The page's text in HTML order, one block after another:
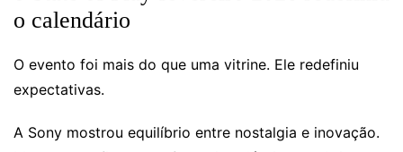
o calendário
O evento foi mais do que uma vitrine. Ele redefiniu
expectativas.
A Sony mostrou equilíbrio entre nostalgia e inovação.